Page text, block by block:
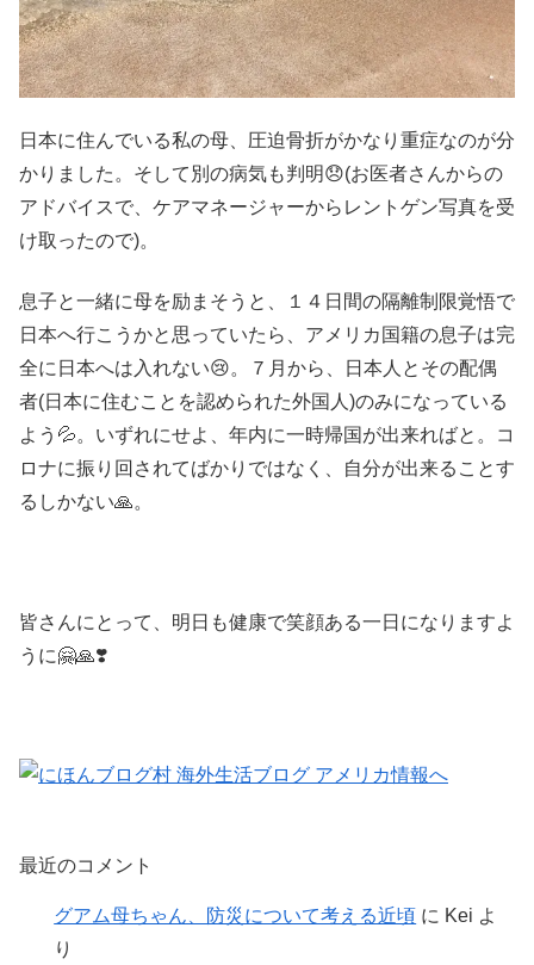
日本に住んでいる私の母、圧迫骨折がかなり重症なのが分
かりました。そして別の病気も判明😞(お医者さんからの
アドバイスで、ケアマネージャーからレントゲン写真を受
け取ったので)。
息子と一緒に母を励まそうと、１４日間の隔離制限覚悟で
日本へ行こうかと思っていたら、アメリカ国籍の息子は完
全に日本へは入れない😢。７月から、日本人とその配偶
者(日本に住むことを認められた外国人)のみになっている
よう💦。いずれにせよ、年内に一時帰国が出来ればと。コ
ロナに振り回されてばかりではなく、自分が出来ることす
るしかない🙏。
皆さんにとって、明日も健康で笑顔ある一日になりますよ
うに🤗🙏❣️
最近のコメント
グアム母ちゃん、防災について考える近頃 に Kei よ
り